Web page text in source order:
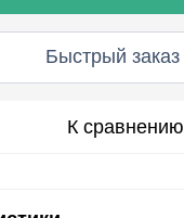
Быстрый заказ
К сравнению